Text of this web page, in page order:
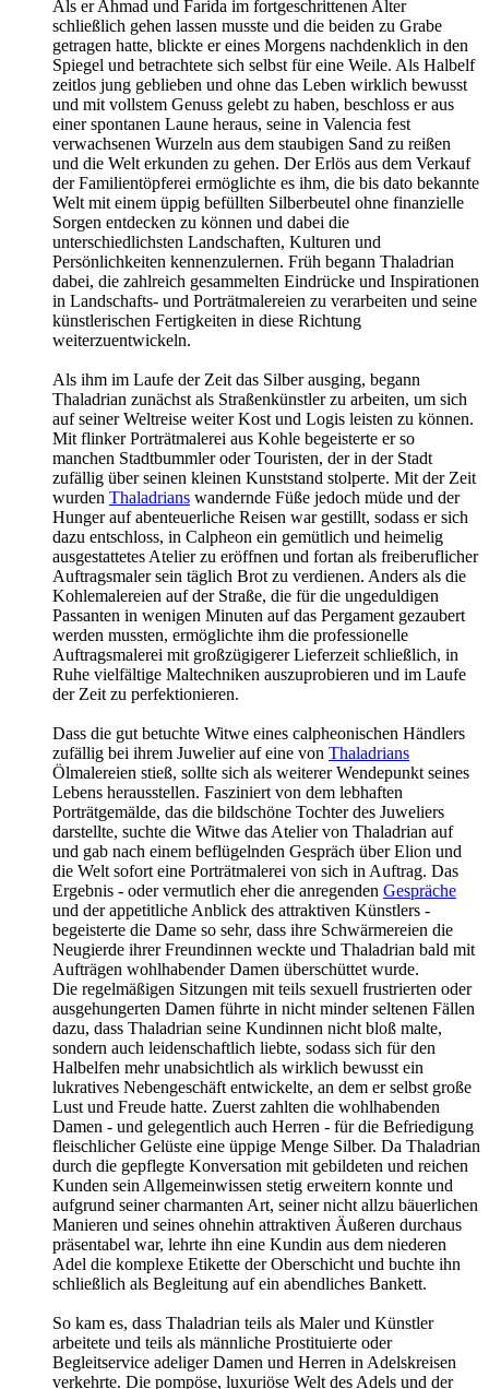
Als er Ahmad und Farida im fortgeschrittenen Alter
schließlich gehen lassen musste und die beiden zu Grabe
getragen hatte, blickte er eines Morgens nachdenklich in den
Spiegel und betrachtete sich selbst für eine Weile. Als Halbelf
zeitlos jung geblieben und ohne das Leben wirklich bewusst
und mit vollstem Genuss gelebt zu haben, beschloss er aus
einer spontanen Laune heraus, seine in Valencia fest
verwachsenen Wurzeln aus dem staubigen Sand zu reißen
und die Welt erkunden zu gehen. Der Erlös aus dem Verkauf
der Familientöpferei ermöglichte es ihm, die bis dato bekannte
Welt mit einem üppig befüllten Silberbeutel ohne finanzielle
Sorgen entdecken zu können und dabei die
unterschiedlichsten Landschaften, Kulturen und
Persönlichkeiten kennenzulernen. Früh begann Thaladrian
dabei, die zahlreich gesammelten Eindrücke und Inspirationen
in Landschafts- und Porträtmalereien zu verarbeiten und seine
künstlerischen Fertigkeiten in diese Richtung
weiterzuentwickeln.
Als ihm im Laufe der Zeit das Silber ausging, begann
Thaladrian zunächst als Straßenkünstler zu arbeiten, um sich
auf seiner Weltreise weiter Kost und Logis leisten zu können.
Mit flinker Porträtmalerei aus Kohle begeisterte er so
manchen Stadtbummler oder Touristen, der in der Stadt
zufällig über seinen kleinen Kunststand stolperte. Mit der Zeit
wurden Thaladrians wandernde Füße jedoch müde und der
Hunger auf abenteuerliche Reisen war gestillt, sodass er sich
dazu entschloss, in Calpheon ein gemütlich und heimelig
ausgestattetes Atelier zu eröffnen und fortan als freiberuflicher
Auftragsmaler sein täglich Brot zu verdienen. Anders als die
Kohlemalereien auf der Straße, die für die ungeduldigen
Passanten in wenigen Minuten auf das Pergament gezaubert
werden mussten, ermöglichte ihm die professionelle
Auftragsmalerei mit großzügigerer Lieferzeit schließlich, in
Ruhe vielfältige Maltechniken auszuprobieren und im Laufe
der Zeit zu perfektionieren.
Dass die gut betuchte Witwe eines calpheonischen Händlers
zufällig bei ihrem Juwelier auf eine von Thaladrians
Ölmalereien stieß, sollte sich als weiterer Wendepunkt seines
Lebens herausstellen. Fasziniert von dem lebhaften
Porträtgemälde, das die bildschöne Tochter des Juweliers
darstellte, suchte die Witwe das Atelier von Thaladrian auf
und gab nach einem beflügelnden Gespräch über Elion und
die Welt sofort eine Porträtmalerei von sich in Auftrag. Das
Ergebnis - oder vermutlich eher die anregenden Gespräche
und der appetitliche Anblick des attraktiven Künstlers -
begeisterte die Dame so sehr, dass ihre Schwärmereien die
Neugierde ihrer Freundinnen weckte und Thaladrian bald mit
Aufträgen wohlhabender Damen überschüttet wurde.
Die regelmäßigen Sitzungen mit teils sexuell frustrierten oder
ausgehungerten Damen führte in nicht minder seltenen Fällen
dazu, dass Thaladrian seine Kundinnen nicht bloß malte,
sondern auch leidenschaftlich liebte, sodass sich für den
Halbelfen mehr unabsichtlich als wirklich bewusst ein
lukratives Nebengeschäft entwickelte, an dem er selbst große
Lust und Freude hatte. Zuerst zahlten die wohlhabenden
Damen - und gelegentlich auch Herren - für die Befriedigung
fleischlicher Gelüste eine üppige Menge Silber. Da Thaladrian
durch die gepflegte Konversation mit gebildeten und reichen
Kunden sein Allgemeinwissen stetig erweitern konnte und
aufgrund seiner charmanten Art, seiner nicht allzu bäuerlichen
Manieren und seines ohnehin attraktiven Äußeren durchaus
präsentabel war, lehrte ihn eine Kundin aus dem niederen
Adel die komplexe Etikette der Oberschicht und buchte ihn
schließlich als Begleitung auf ein abendliches Bankett.
So kam es, dass Thaladrian teils als Maler und Künstler
arbeitete und teils als männliche Prostituierte oder
Begleitservice adeliger Damen und Herren in Adelskreisen
verkehrte. Die pompöse, luxuriöse Welt des Adels und der